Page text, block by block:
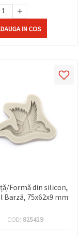
IN COS
Formă din silicon,
Barză, 75x62x9 mm
COD: 825419